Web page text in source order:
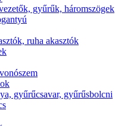
gyűrűk, háromszögek
ruha akasztók
gyűrűcsavar, gyűrűsbolcni